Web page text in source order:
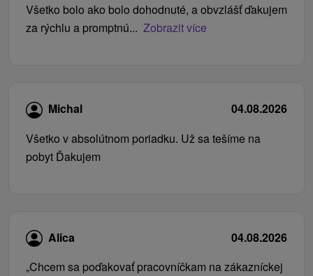
Všetko bolo ako bolo dohodnuté, a obvzlášť ďakujem
za rýchlu a promptnú... Zobrazit více
Michal
04.08.2026
Všetko v absolútnom poriadku. Už sa tešíme na
pobyt Ďakujem
Alica
04.08.2026
„Chcem sa poďakovať pracovníčkam na zákazníckej